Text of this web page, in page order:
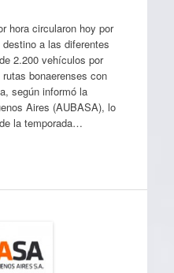
hora circularon hoy por
a las diferentes
2.200 vehículos por
bonaerenses con
según informó la
Aires (AUBASA), lo
la temporada…